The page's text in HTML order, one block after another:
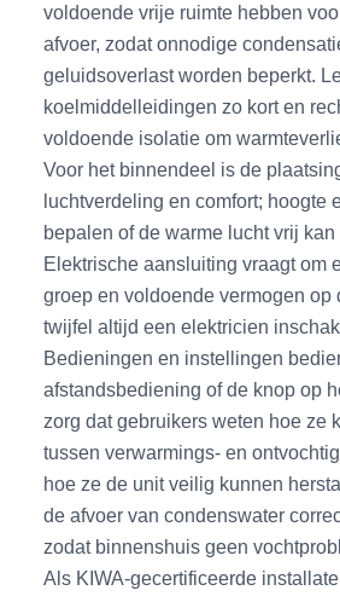
voldoende vrije ruimte hebben
afvoer, zodat onnodige
geluidsoverlast worden beperkt.
koelmiddelleidingen zo kort en
voldoende isolatie om
Voor het binnendeel is de
luchtverdeling en comfort; hoogte
bepalen of de warme lucht vrij kan
Elektrische aansluiting vraagt om
groep en voldoende vermogen op
twijfel altijd een elektricien
Bedieningen en instellingen
afstandsbediening of de knop op
zorg dat gebruikers weten hoe ze
tussen verwarmings- en
hoe ze de unit veilig kunnen
de afvoer van condenswater
zodat binnenshuis geen
Als KIWA-gecertificeerde